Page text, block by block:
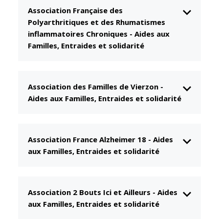
CCAS
Conseil
d'administration
Autonomie
seniors
Centre de
santé
Établissements
de soins
Espace
Maurice
Rollinat
Décale
Estivales
Ateliers arts
plastiques
Not'île
Association Française des
Polyarthritiques et des Rhumatismes
inflammatoires Chroniques -Aides aux
Familles, Entraides et solidarité
Association des Familles de Vierzon -
Aides aux Familles, Entraides et solidarité
Association France Alzheimer 18 -Aides
aux Familles, Entraides et solidarité
Association 2 Bouts Ici et Ailleurs -Aides
aux Familles, Entraides et solidarité